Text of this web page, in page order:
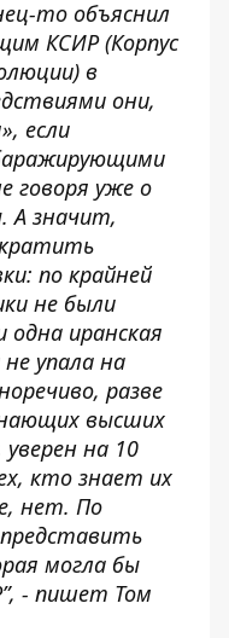
то объяснил
КСИР (Корпус
в
они,
если
говоря уже о
А значит,
по крайней
не были
иранская
упала на
разве
высших
на 10
кто знает их
нет. По
могла бы
- пишет Том